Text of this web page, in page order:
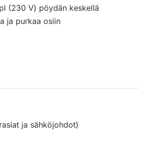
(230 V) pöydän keskellä
ja purkaa osiin
ja sähköjohdot)